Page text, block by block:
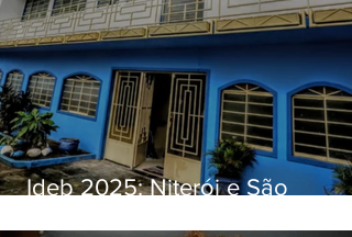
Ideb 2025: Niterói e São